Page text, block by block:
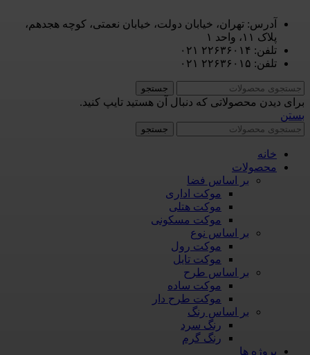
آدرس: تهران، خیابان دولت، خیابان نعمتی، کوچه هجدهم،
پلاک ۱۱، واحد ۱
تلفن: ۲۲۶۳۶۰۱۴ ۰۲۱
تلفن: ۲۲۶۳۶۰۱۵ ۰۲۱
جستجو
برای دیدن محصولاتی که دنبال آن هستید تایپ کنید.
بستن
جستجو
خانه
محصولات
بر اساس فضا
موکت اداری
موکت هتلی
موکت مسکونی
بر اساس نوع
موکت رول
موکت تایل
بر اساس طرح
موکت ساده
موکت طرح دار
بر اساس رنگ
رنگ سرد
رنگ گرم
پروژه ها